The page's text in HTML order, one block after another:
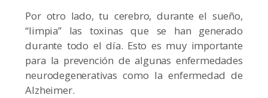
Por otro lado, tu cerebro, durante el sueño,
“limpia” las toxinas que se han generado
durante todo el día. Esto es muy importante
para la prevención de algunas enfermedades
neurodegenerativas como la enfermedad de
Alzheimer.